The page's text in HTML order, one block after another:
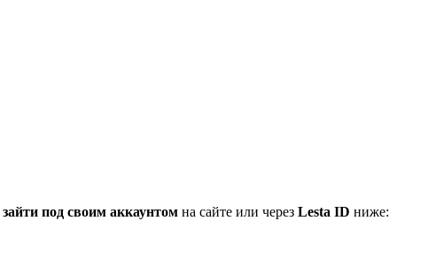
зайти под своим аккаунтом на сайте или через Lesta ID ниже: